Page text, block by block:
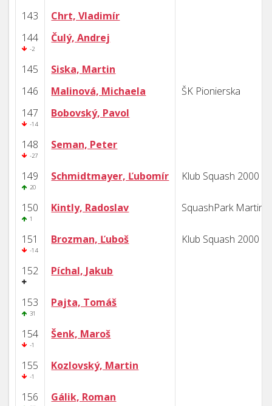
143
Chrt, Vladimír
144
-2
Čulý, Andrej
145
Siska, Martin
146
Malinová, Michaela
ŠK Pionierska
147
-14
Bobovský, Pavol
148
-27
Seman, Peter
149
20
Schmidtmayer, Ľubomír Klub Squash 2000
150
1
Kintly, Radoslav SquashPark Martin
151
-14
Brozman, Ľuboš Klub Squash 2000
152 Píchal, Jakub
153
31
Pajta, Tomáš
154
-1
Šenk, Maroš
155
-1
Kozlovský, Martin
156 Gálik, Roman